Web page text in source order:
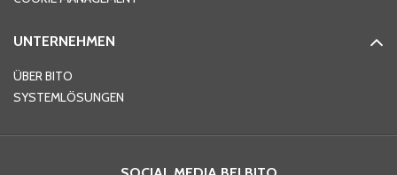
UNTERNEHMEN
ÜBER BITO
SYSTEMLÖSUNGEN